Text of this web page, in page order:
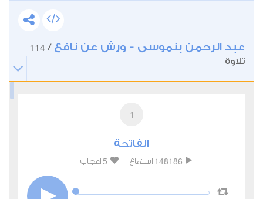
عبد الرحمن بنموسى - ورش عن نافع /
114
تلاوة
1
الفاتحة
148186 استماع 5 اعجاب